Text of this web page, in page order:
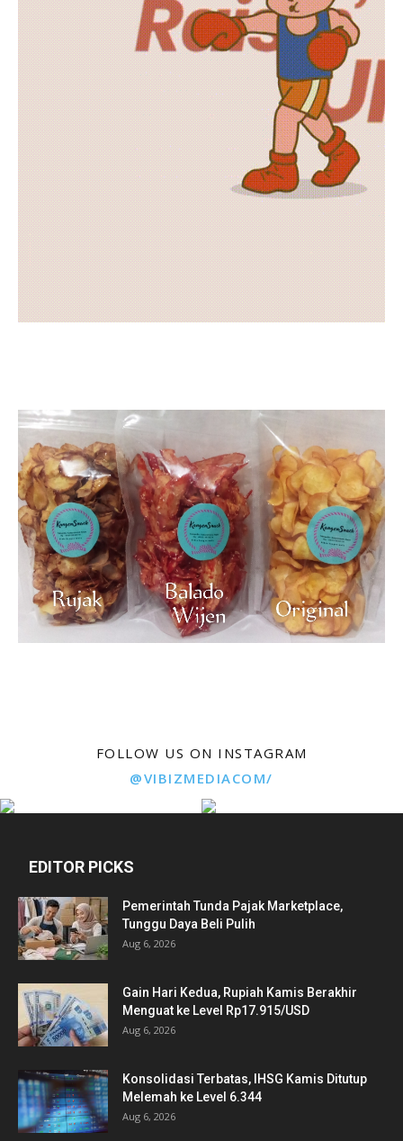
FOLLOW US ON INSTAGRAM
@VIBIZMEDIACOM/
EDITOR PICKS
Pemerintah Tunda Pajak Marketplace,
Tunggu Daya Beli Pulih
Aug 6, 2026
Gain Hari Kedua, Rupiah Kamis Berakhir
Menguat ke Level Rp17.915/USD
Aug 6, 2026
Konsolidasi Terbatas, IHSG Kamis Ditutup
Melemah ke Level 6.344
Aug 6, 2026